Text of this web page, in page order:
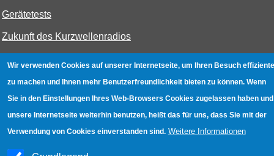
Gerätetests
Zukunft des Kurzwellenradios
Geräte mit Aufnahmefunktion
Gerätetests
Wir verwenden Cookies auf unserer Internetseite, um Ihren Besuch
zu machen und Ihnen mehr Benutzerfreundlichkeit bieten zu können. Wenn
Sie in den Einstellungen Ihres Web-Browsers Cookies zugelassen haben und
unsere Internetseite weiterhin benutzen, heißt das für uns, dass Sie mit der
Verwendung von Cookies einverstanden sind. Weitere Informationen